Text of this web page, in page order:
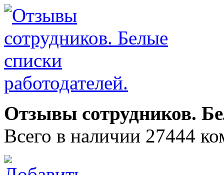
Отзывы сотрудников.
Всего в наличии 27444